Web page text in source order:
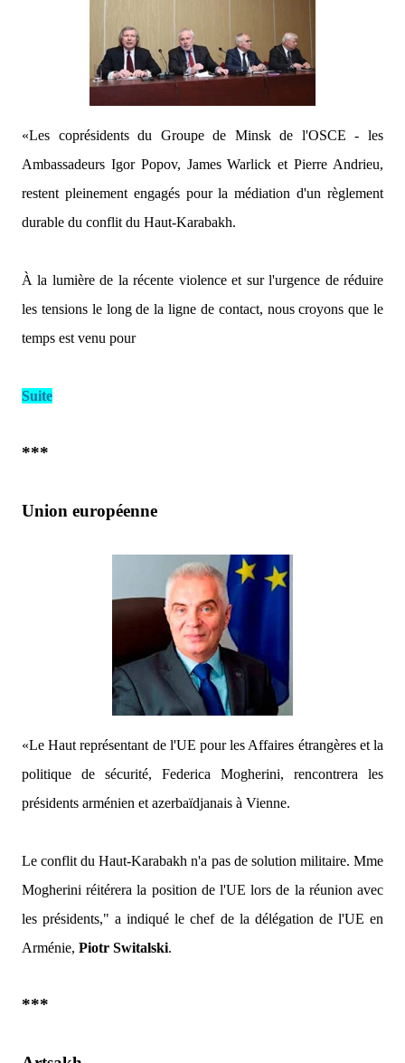
«Les coprésidents du Groupe de Minsk de l'OSCE - les
Ambassadeurs Igor Popov, James Warlick et Pierre Andrieu,
restent pleinement engagés pour la médiation d'un règlement
durable du conflit du Haut-Karabakh.
À la lumière de la récente violence et sur l'urgence de réduire
les tensions le long de la ligne de contact, nous croyons que le
temps est venu pour
Suite
***
Union européenne
«Le Haut représentant de l'UE pour les Affaires étrangères et la
politique de sécurité, Federica Mogherini, rencontrera les
présidents arménien et azerbaïdjanais à Vienne.
Le conflit du Haut-Karabakh n'a pas de solution militaire. Mme
Mogherini réitérera la position de l'UE lors de la réunion avec
les présidents," a indiqué le chef de la délégation de l'UE en
Arménie, Piotr Switalski.
***